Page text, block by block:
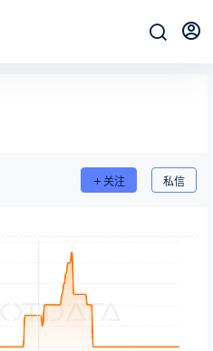
关注 私信